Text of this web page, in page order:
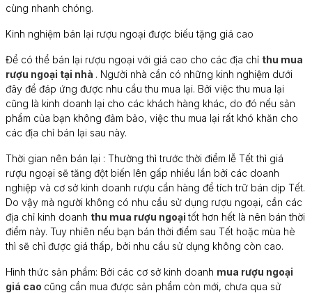
cùng nhanh chóng.
Kinh nghiệm bán lại rượu ngoại được biếu tặng giá cao
Để có thể bán lại rượu ngoại với giá cao cho các địa chỉ thu mua
rượu ngoại tại nhà . Người nhà cần có những kinh nghiệm dưới
đây để đáp ứng được nhu cầu thu mua lại. Bởi việc thu mua lại
cũng là kinh doanh lại cho các khách hàng khác, do đó nếu sản
phẩm của bạn không đảm bảo, việc thu mua lại rất khó khăn cho
các địa chỉ bán lại sau này.
Thời gian nên bán lại : Thường thì trước thời điểm lễ Tết thì giá
rượu ngoại sẽ tăng đột biến lên gấp nhiều lần bởi các doanh
nghiệp và cơ sở kinh doanh rượu cần hàng để tích trữ bán dịp Tết.
Do vậy mà người không có nhu cầu sử dụng rượu ngoại, cần các
địa chỉ kinh doanh thu mua rượu ngoạitốt hơn hết là nên bán thời
điểm này. Tuy nhiên nếu bạn bán thời điểm sau Tết hoặc mùa hè
thì sẽ chỉ được giá thấp, bởi nhu cầu sử dụng không còn cao.
Hình thức sản phẩm: Bởi các cơ sở kinh doanh mua rượu ngoại
giá cao cũng cần mua được sản phẩm còn mới, chưa qua sử